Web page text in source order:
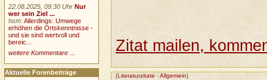
Zitat mailen,
[Literaturzitate -Allgemein]
22.08.2025, 09:30 Uhr Nur
wer sein Ziel ...
hsm:Allerdings: Umwege
erhöhen die Ortskenntnisse -
und sie sind wertvoll und
bereic...
weitere Kommentare ...
Aktuelle Forenbeiträge